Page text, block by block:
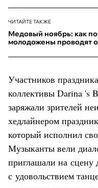
ЧИТАЙТЕ ТАКЖЕ
Медовый ноябрь: как
молодожены проводят
Участников
коллективы Darina 's
заряжали зрителей
хедлайнером
который исполнил
Музыканты вели
приглашали на сцену
с удовольствием